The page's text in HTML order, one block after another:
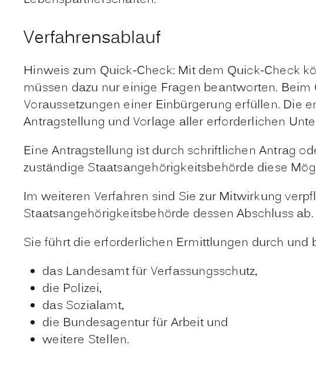
Verfahrensablauf
Hinweis zum Quick-Check: Mit dem Quick-Check
müssen dazu nur einige Fragen beantworten.
Voraussetzungen einer Einbürgerung erfüllen. Die
Antragstellung und Vorlage aller erforderlichen
Eine Antragstellung ist durch schriftlichen Antrag
zuständige Staatsangehörigkeitsbehörde diese
Im weiteren Verfahren sind Sie zur Mitwirkung
Staatsangehörigkeitsbehörde dessen Abschluss ab.
Sie führt die erforderlichen Ermittlungen durch und
das Landesamt für Verfassungsschutz,
die Polizei,
das Sozialamt,
die Bundesagentur für Arbeit und
weitere Stellen.